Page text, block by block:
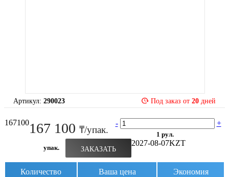
Артикул: 290023 Под заказ от 20 дней
167100167 100 ₸/упак.
- +
1 рул.
упак.
ЗАКАЗАТЬ
2027-08-07KZT
Количество Ваша цена Экономия